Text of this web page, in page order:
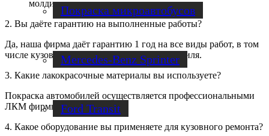
Покраска микроавтобусов
Mercedes-Benz Sprinter
Ford Transit
молдинг;
2. Вы даёте гарантию на выполненные работы?
Да, наша фирма даёт гарантию 1 год на все виды работ, в том
числе кузовной ремонт и покраску автомобиля.
3. Какие лакокрасочные материалы вы используете?
Покраска автомобилей осуществляется профессиональными
ЛКМ фирмы Volvex.
4. Какое оборудование вы применяете для кузовного ремонта?